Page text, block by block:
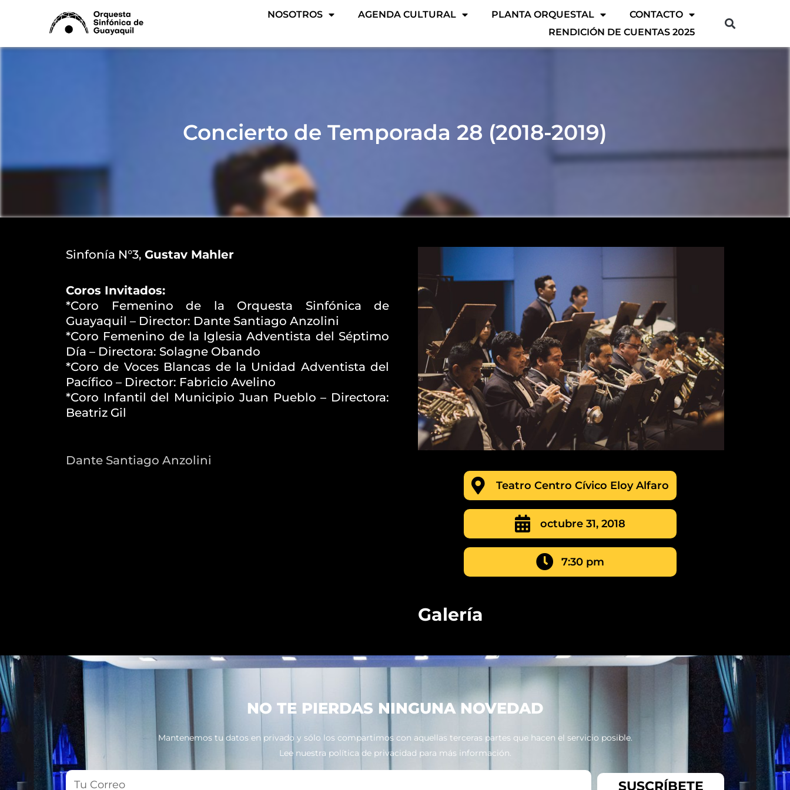
NOSOTROS AGENDA CULTURAL PLANTA ORQUESTAL
CONTACTO
RENDICIÓN DE CUENTAS 2025
Concierto de Temporada 28 (2018-2019)
Sinfonía N°3, Gustav Mahler
Coros Invitados:
*Coro Femenino de la Orquesta Sinfónica de
Guayaquil – Director: Dante Santiago Anzolini
*Coro Femenino de la Iglesia Adventista del Séptimo
Día – Directora: Solagne Obando
*Coro de Voces Blancas de la Unidad Adventista del
Pacífico – Director: Fabricio Avelino
*Coro Infantil del Municipio Juan Pueblo – Directora:
Beatriz Gil
Dante Santiago Anzolini
Teatro Centro Cívico Eloy Alfaro
octubre 31, 2018
7:30 pm
Galería
NO TE PIERDAS NINGUNA NOVEDAD
Mantenemos tu datos en privado y sólo los compartimos con aquellas terceras partes que hacen el servicio posible.
Lee nuestra política de privacidad para más información.
Tu
SUSCRÍBETE